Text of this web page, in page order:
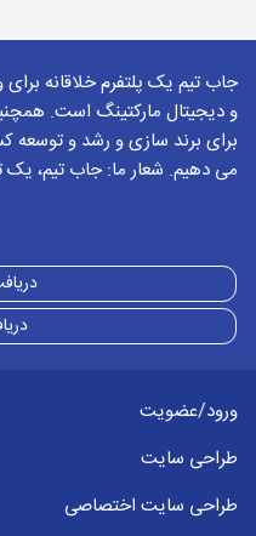
جاب تیم یک پلتفرم خلاقانه برای
و دیجیتال مارکتینگ است.
برای برند سازی و رشد و توسعه
می دهیم. شعار ما: جاب تیم،
ورود/عضویت
طراحی سایت
طراحی سایت اختصاصی